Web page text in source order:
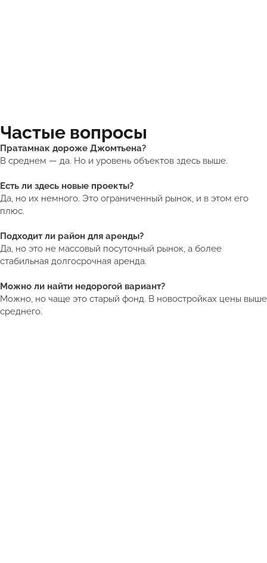
Частые вопросы
Пратамнак дороже Джомтьена?
В среднем — да. Но и уровень объектов здесь выше.
Есть ли здесь новые проекты?
Да, но их немного. Это ограниченный рынок, и в этом его
плюс.
Подходит ли район для аренды?
Да, но это не массовый посуточный рынок, а более
стабильная долгосрочная аренда.
Можно ли найти недорогой вариант?
Можно, но чаще это старый фонд. В новостройках цены выше
среднего.